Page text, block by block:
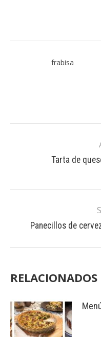
frabisa
Tarta de
Panecillos de
RELACIONADOS